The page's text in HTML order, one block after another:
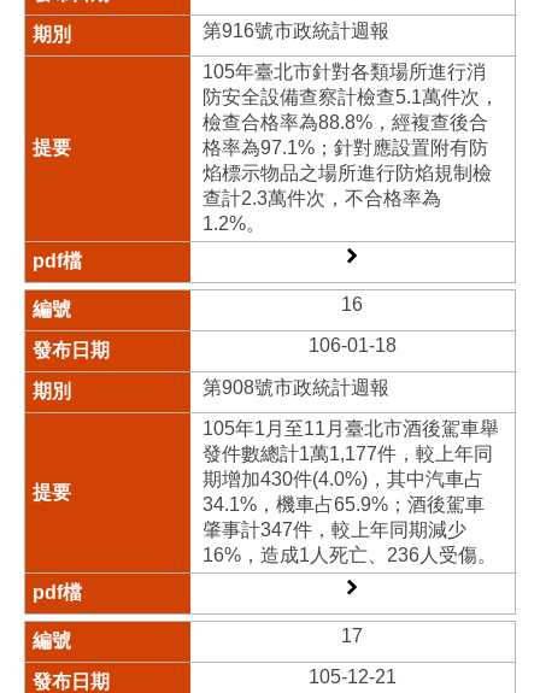
第916號市政統計週報
105年臺北市針對各類場所進行消
防安全設備查察計檢查5.1萬件次，
檢查合格率為88.8%，經複查後合
格率為97.1%；針對應設置附有防
焰標示物品之場所進行防焰規制檢
查計2.3萬件次，不合格率為
1.2%。
16
106-01-18
第908號市政統計週報
105年1月至11月臺北市酒後駕車舉
發件數總計1萬1,177件，較上年同
期增加430件(4.0%)，其中汽車占
34.1%，機車占65.9%；酒後駕車
肇事計347件，較上年同期減少
16%，造成1人死亡、236人受傷。
17
105-12-21